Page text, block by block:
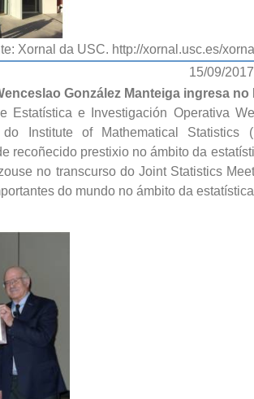
Xornal da USC. http://xornal.usc.es/
15/09/2017
González Manteiga ingresa
Estatística e Investigación Operativa
do Institute of Mathematical
recoñecido prestixio no ámbito da
no transcurso do Joint Statistics
do mundo no ámbito da